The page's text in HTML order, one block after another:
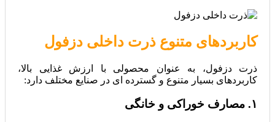
کاربردهای متنوع ذرت داخلی دزفول
ذرت دزفول، به عنوان محصولی با ارزش غذایی بالا،
کاربردهای بسیار متنوع و گسترده‌ ای در صنایع مختلف دارد:
۱. مصارف خوراکی و خانگی